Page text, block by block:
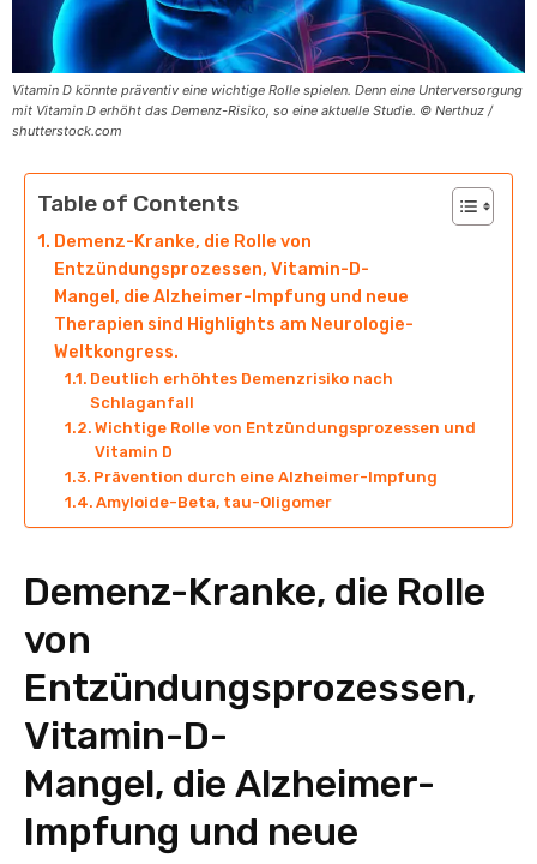
Vitamin D könnte präventiv eine wichtige Rolle spielen. Denn eine Unterversorgung
mit Vitamin D erhöht das Demenz-Risiko, so eine aktuelle Studie. © Nerthuz /
shutterstock.com
Table of Contents
Demenz-Kranke, die Rolle von
Entzündungsprozessen, Vitamin-D-
Mangel, die Alzheimer-Impfung und neue
Therapien sind Highlights am Neurologie-
Weltkongress.
Deutlich erhöhtes Demenzrisiko nach
Schlaganfall
Wichtige Rolle von Entzündungsprozessen und
Vitamin D
Prävention durch eine Alzheimer-Impfung
Amyloide-Beta, tau-Oligomer
Demenz-Kranke, die Rolle
von
Entzündungsprozessen,
Vitamin-D-
Mangel, die Alzheimer-
Impfung und neue